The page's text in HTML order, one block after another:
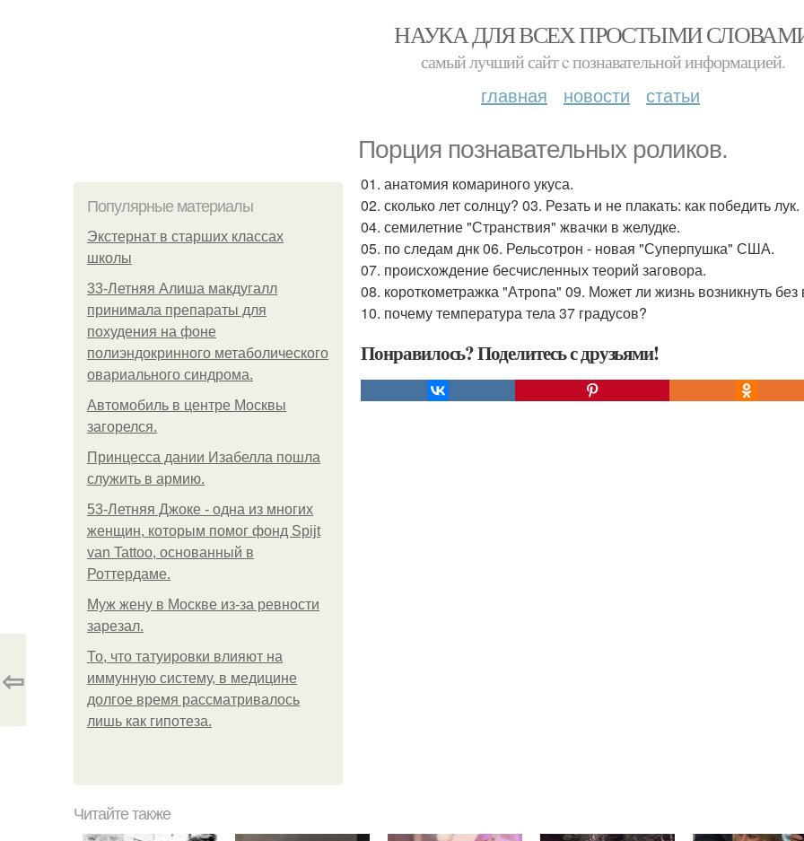
НАУКА ДЛЯ ВСЕХ ПРОСТЫМИ
самый лучший сайт c познавательной информацией.
главная новости статьи
Порция познавательных роликов.
Популярные материалы
Экстернат в старших классах
школы
33-Летняя Алиша макдугалл
принимала препараты для
похудения на фоне
полиэндокринного метаболического
овариального синдрома.
Автомобиль в центре Москвы
загорелся.
Принцесса дании Изабелла пошла
служить в армию.
53-Летняя Джоке - одна из многих
женщин, которым помог фонд Spijt
van Tattoo, основанный в
Роттердаме.
Mуж жену в Москве из-за ревности
зарезал.
То, что татуировки влияют на
иммунную систему, в медицине
долгое время рассматривалось
лишь как гипотеза.
01. анатомия комариного укуса.
02. сколько лет солнцу? 03. Резать и не плакать: как победить лук.
04. семилетние "Странствия" жвачки в желудке.
05. по следам днк 06. Рельсотрон - новая "Суперпушка" США.
07. происхождение бесчисленных теорий заговора.
08. короткометражка "Атропа" 09. Может ли жизнь возникнуть
10. почему температура тела 37 градусов?
Понравилось? Поделитесь с друзьями!
⇦
Читайте также